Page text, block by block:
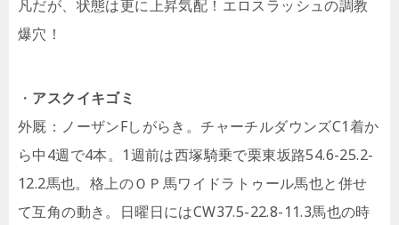
凡だが、状態は更に上昇気配！エロスラッシュの調教
爆穴！
・ アスクイキゴミ
外厩：ノーザンFしがらき。チャーチルダウンズC1着か
ら中4週で4本。1週前は西塚騎乗で栗東坂路54.6-25.2-
12.2馬也。格上のＯＰ馬ワイドラトゥール馬也と併せ
て互角の動き。日曜日にはCW37.5-22.8-11.3馬也の時